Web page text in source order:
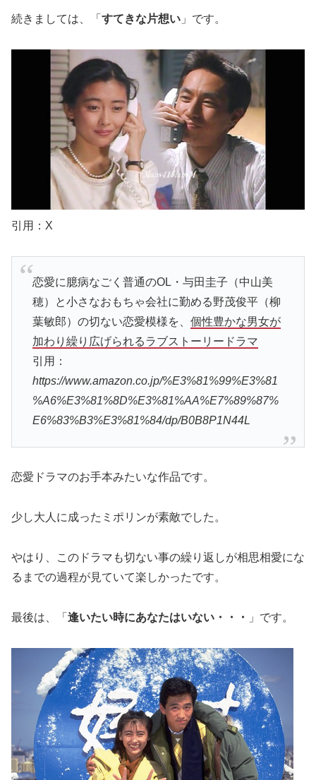
続きましては、「 すてきな片想い 」です。
引用：X
恋愛に臆病なごく普通のOL・与田圭子（中山美
穂）と小さなおもちゃ会社に勤める野茂俊平（柳
葉敏郎）の切ない恋愛模様を、 個性豊かな男女が
加わり繰り広げられるラブストーリードラマ
引用：
https://www.amazon.co.jp/%E3%81%99%E3%81
%A6%E3%81%8D%E3%81%AA%E7%89%87%
E6%83%B3%E3%81%84/dp/B0B8P1N44L
恋愛ドラマのお手本みたいな作品です。
少し大人に成ったミポリンが素敵でした。
やはり、このドラマも切ない事の繰り返しが相思相愛にな
るまでの過程が見ていて楽しかったです。
最後は、「 逢いたい時にあなたはいない・・・ 」です。